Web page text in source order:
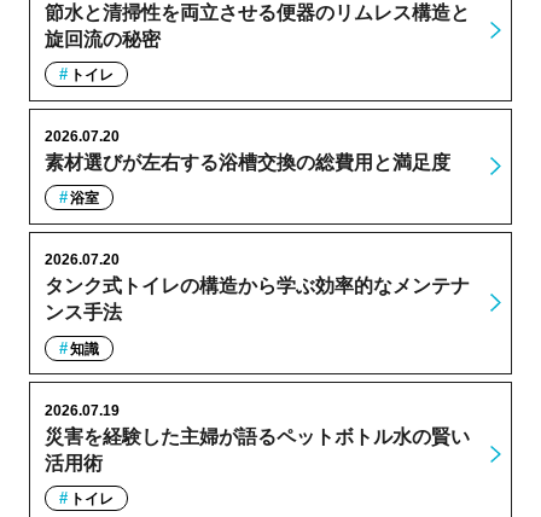
節水と清掃性を両立させる便器のリムレス構造と
旋回流の秘密
トイレ
素材選びが左右する浴槽交換の総費用と満足度
2026.07.20
浴室
タンク式トイレの構造から学ぶ効率的なメンテナ
ンス手法
2026.07.20
知識
災害を経験した主婦が語るペットボトル水の賢い
活用術
2026.07.19
トイレ